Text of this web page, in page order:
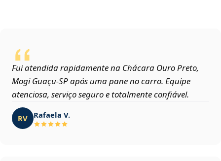
Fui atendida rapidamente na Chácara Ouro Preto,
Mogi Guaçu‑SP após uma pane no carro. Equipe
atenciosa, serviço seguro e totalmente confiável.
RV Rafaela V.